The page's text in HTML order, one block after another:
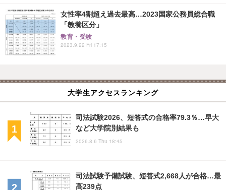
女性率4割超え過去最高…2023国家公務員総合職
「教養区分」
教育・受験
2023.9.22 Fri 17:15
大学生アクセスランキング
司法試験2026、短答式の合格率79.3％…早大
など大学院別結果も
2026.8.6 Thu 18:45
司法試験予備試験、短答式2,668人が合格…最
高239点